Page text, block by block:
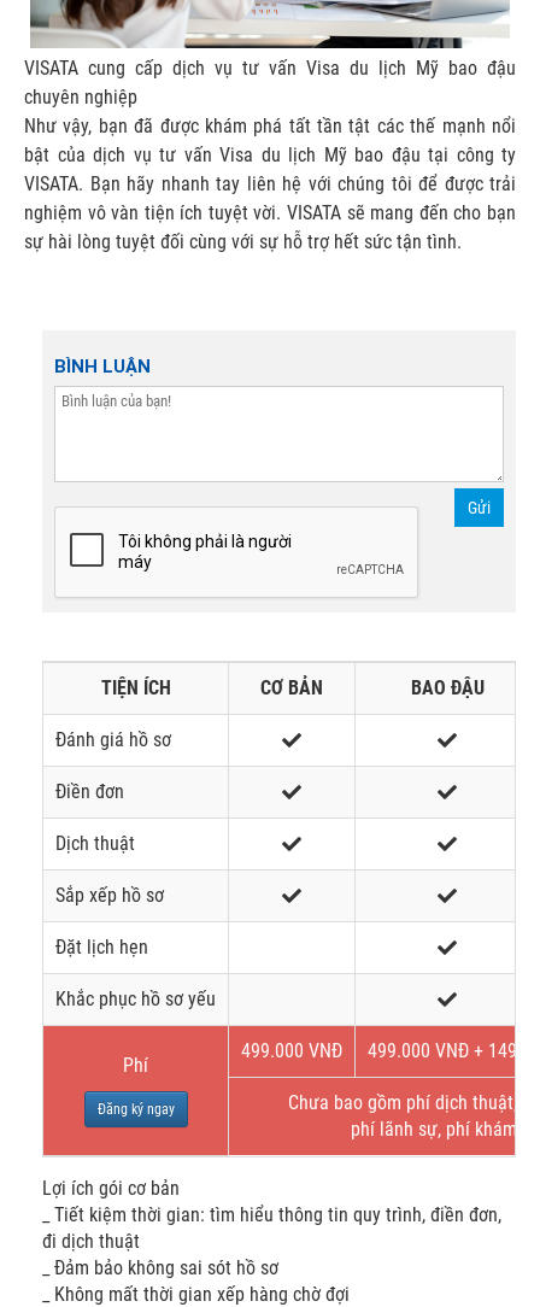
VISATA cung cấp dịch vụ tư vấn Visa du lịch Mỹ bao đậu
chuyên nghiệp
Như vậy, bạn đã được khám phá tất tần tật các thế mạnh nổi
bật của dịch vụ tư vấn Visa du lịch Mỹ bao đậu tại công ty
VISATA. Bạn hãy nhanh tay liên hệ với chúng tôi để được trải
nghiệm vô vàn tiện ích tuyệt vời. VISATA sẽ mang đến cho bạn
sự hài lòng tuyệt đối cùng với sự hỗ trợ hết sức tận tình.
BÌNH LUẬN
Gửi
TIỆN ÍCH CƠ BẢN BAO ĐẬU
Đánh giá hồ sơ
Điền đơn
Dịch thuật
Sắp xếp hồ sơ
Đặt lịch hẹn
Khắc phục hồ sơ yếu
Phí
Đăng ký ngay
499.000 VNĐ 499.000 VNĐ + 149$
Chưa bao gồm phí dịch thuật,
phí lãnh sự, phí khám
Lợi ích gói cơ bản
_ Tiết kiệm thời gian: tìm hiểu thông tin quy trình, điền đơn,
đi dịch thuật
_ Đảm bảo không sai sót hồ sơ
_ Không mất thời gian xếp hàng chờ đợi